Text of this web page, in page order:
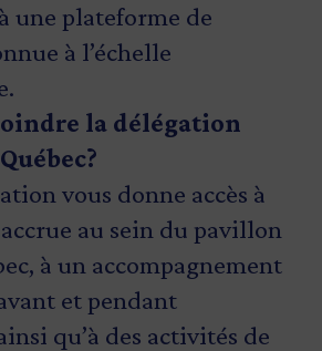
une plateforme de
à l’échelle
la délégation
vous donne accès à
au sein du pavillon
à un accompagnement
et pendant
qu’à des activités de